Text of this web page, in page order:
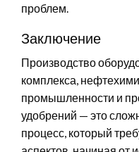
проблем.
Заключение
Производство
комплекса,
промышленности и
удобрений — это
процесс, который